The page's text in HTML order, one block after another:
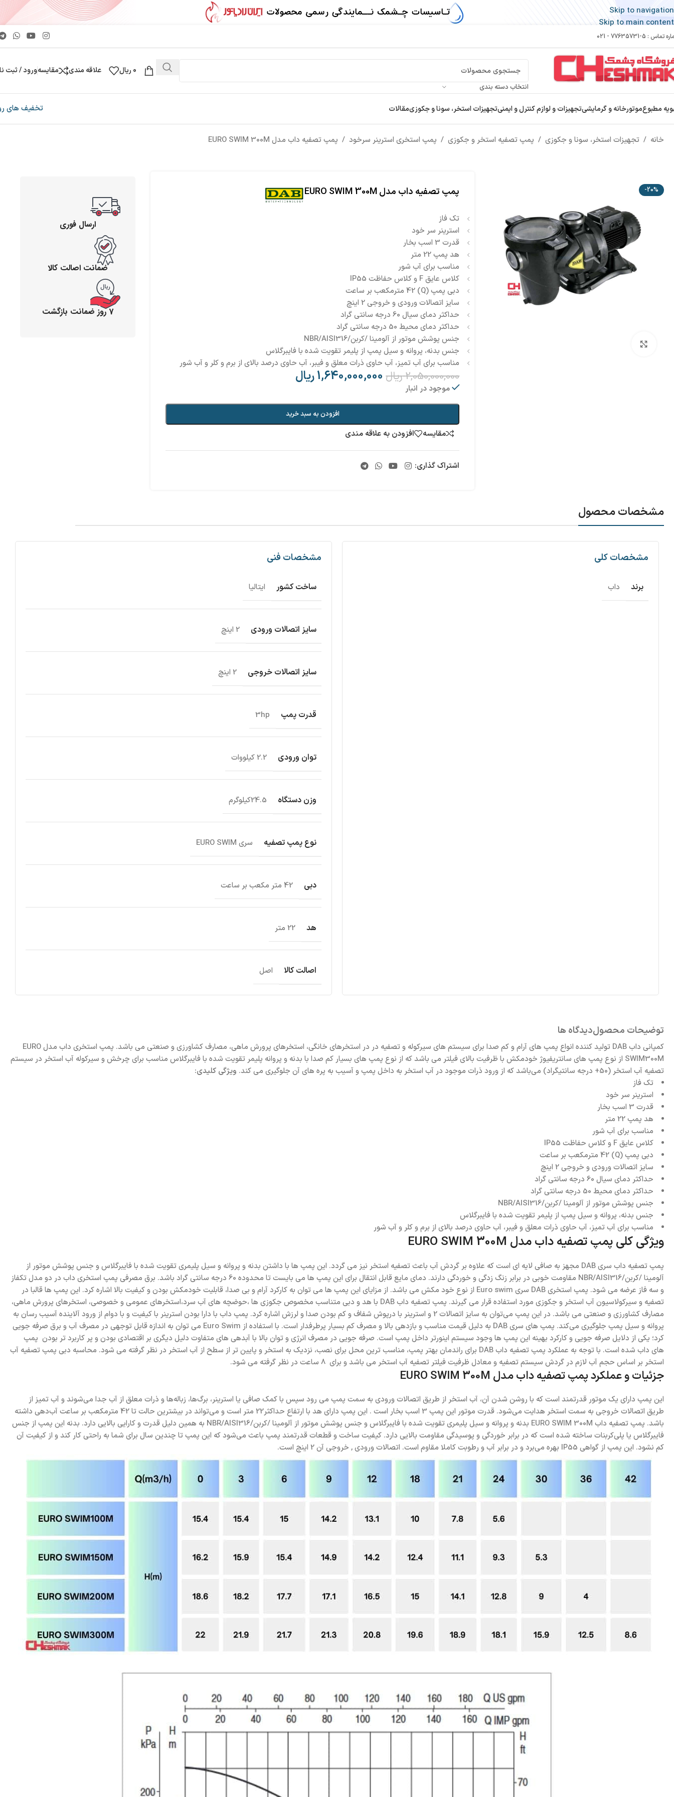
Skip to navigation
Skip to main content
تماس : 5-77635731 - 021
انتخاب دسته بندی
0 ریال علاقه مندی مقایسهورود / ثبت
مطبوعموتورخانه و گرمایشیتجهیزات و لوازم کنترل و ایمنیتجهیزات استخر، سونا و جکوزیمقالات تخفیف های
خانه / تجهیزات استخر، سونا و جکوزی / پمپ تصفیه استخر و جکوزی / پمپ استخری استرینر سرخود / پمپ تصفیه داب مدل EURO SWIM 300M
-20% پمپ تصفیه داب مدل EURO SWIM 300M
تک فاز
استرینر سر خود
قدرت 3 اسب بخار
هد پمپ 22 متر
مناسب برای آب شور
کلاس عایق F و کلاس حفاظت IP55
دبی پمپ (Q) 42 مترمکعب بر ساعت
سایز اتصالات ورودی و خروجی 2 اینچ
حداکثر دمای سیال 60 درجه سانتی گراد
حداکثر دمای محیط 50 درجه سانتی گراد
جنس پوشش موتور از آلومینا /کربن/NBR/AISI316
جنس بدنه، پروانه و سیل پمپ از پلیمر تقویت شده با فایبرگلاس
مناسب برای آب تمیز، آب حاوی ذرات معلق و فیبر، آب حاوی درصد بالای از برم و کلر و آب شور
2,050,000,000ریال 1,640,000,000ریال
موجود در انبار
افزودن به سبد خرید
مقایسه افزودن به علاقه مندی
اشتراک گذاری:
ارسال فوری
ضمانت اصالت کالا
7 روز ضمانت بازگشت
مشخصات محصول
مشخصات کلی
برند داب
مشخصات فنی
ساخت کشور ایتالیا
سایز اتصالات ورودی 2 اینچ
سایز اتصالات خروجی 2 اینچ
قدرت پمپ 3hp
توان ورودی 2.2 کیلووات
وزن دستگاه 24.5کیلوگرم
نوع پمپ تصفیه سری EURO SWIM
دبی 42 متر مکعب بر ساعت
هد 22 متر
اصالت کالا اصل
توضیحات محصولدیدگاه ها
کمپانی داب DAB تولید کننده انواع پمپ های آرام و کم صدا برای سیستم های سیرکوله و تصفیه در در استخرهای خانگی، استخرهای پرورش ماهی، مصارف کشاورزی و صنعتی می باشد. پمپ استخری داب مدل EURO
SWIM300M از نوع پمپ های سانتریفیوژ خودمکش با ظرفیت بالای فیلتر می باشد که از نوع پمپ های بسیار کم صدا با بدنه و پروانه پلیمر تقویت شده با فایبرگلاس مناسب برای چرخش و سیرکوله آب استخر در سیستم
تصفیه آب استخر (50+ درجه سانتیگراد) می‌باشد که از ورود ذرات موجود در آب استخر به داخل پمپ و آسیب به پره های آن جلوگیری می کند.
ویژگی کلیدی:
تک فاز
استرینر سر خود
قدرت 3 اسب بخار
هد پمپ 22 متر
مناسب برای آب شور
کلاس عایق F و کلاس حفاظت IP55
دبی پمپ (Q) 42 مترمکعب بر ساعت
سایز اتصالات ورودی و خروجی 2 اینچ
حداکثر دمای سیال 60 درجه سانتی گراد
حداکثر دمای محیط 50 درجه سانتی گراد
جنس پوشش موتور از آلومینا /کربن/NBR/AISI316
جنس بدنه، پروانه و سیل پمپ از پلیمر تقویت شده با فایبرگلاس
مناسب برای آب تمیز، آب حاوی ذرات معلق و فیبر، آب حاوی درصد بالای از برم و کلر و آب شور
ویژگی کلی پمپ تصفیه داب مدل EURO SWIM 300M
پمپ تصفیه داب سری DAB مجهز به صافی لایه ای است که علاوه بر گردش آب باعث تصفیه استخر نیز می گردد. این پمپ ها با داشتن بدنه و پروانه و سیل پلیمری تقویت شده با فایبرگلاس و جنس پوشش موتور از
آلومینا /کربن/NBR/AISI316 مقاومت خوبی در برابر زنگ زدگی و خوردگی دارند. دمای مایع قابل انتقال برای این پمپ ها می بایست تا محدوده 60 درجه سانتی گراد باشد. برق مصرفی پمپ استخری داب در دو مدل تکفاز
و سه فاز عرضه می شود. پمپ استخری DAB سری Euro swim از نوع خود مکش می باشد. از مزایای این پمپ ها می توان به کارکرد آرام و بی صدا، قابلیت خودمکش بودن و کیفیت بالا اشاره کرد. این پمپ ها قالبا در
تصفیه و سیرکولاسیون آب استخر و جکوزی مورد استفاده قرار می گیرند. پمپ تصفیه داب DAB با هد و دبی متناسب مخصوص جکوزی ها ،حوضچه های آب سرد،استخرهای عمومی و خصوصی، استخرهای پرورش ماهی،
مصارف کشاورزی و صنعتی می باشد. در این پمپ می‌توان به سایز اتصالات 2 و استرینر با درپوش شفاف و کم بودن صدا و لرزش اشاره کرد. پمپ داب با دارا بودن استرینر با کیفیت و با دوام از ورود آلاینده آسیب رسان به
پروانه و سیل پمپ جلوگیری می‌کند. پمپ های سری DAB به دلیل قیمت مناسب و بازدهی بالا و مصرف کم بسیار پرطرفدار است. با استفاده از Euro Swim می توان به اندازه قابل توجهی در مصرف آب و برق صرفه جویی
کرد؛ یکی از دلایل صرفه جویی و کارکرد بهینه این پمپ ها وجود سیستم اینورتر داخل پمپ است. صرفه جویی در مصرف انرژی و توان بالا با آبدهی های متفاوت دلیل دیگری بر اقتصادی بودن و پر کاربرد تر بودن پمپ
های داب شده است. با توجه به عملکرد پمپ تصفیه داب DAB برای راندمان بهتر پمپ، مناسب ترین محل برای نصب، نزدیک به استخر و پایین تر از سطح از آب استخر در نظر گرفته می شود. محاسبه دبی پمپ تصفیه آب
استخر بر اساس حجم آب لازم در گردش سیستم تصفیه و معادل ظرفیت فیلتر تصفیه آب استخر می باشد و برای ۸ ساعت در نظر گرفته می شود.
جزئیات و عملکرد پمپ تصفیه داب مدل EURO SWIM 300M
این پمپ دارای یک موتور قدرتمند است که با روشن شدن آن، آب استخر از طریق اتصالات ورودی به سمت پمپ می رود سپس با کمک صافی یا استرینر، برگ‌ها، زباله‌ها و ذرات معلق از آب جدا می‌شوند و آب تمیز از
طریق اتصالات خروجی به سمت استخر هدایت می‌شود. قدرت موتور این پمپ 3 اسب بخار است . این پمپ دارای هد با ارتفاع حداکثر22 متر است و می‌تواند در بیشترین حالت تا 42 مترمکعب بر ساعت آب‌دهی داشته
باشد. پمپ تصفیه داب EURO SWIM 300M بدنه و پروانه و سیل پلیمری تقویت شده با فایبرگلاس و جنس پوشش موتور از آلومینا /کربن/NBR/AISI316 به همین دلیل قدرت و کارایی بالایی دارد. بدنه این پمپ از جنس
فایبرگلاس یا پلی‌کربنات ساخته شده است که در برابر خوردگی و پوسیدگی مقاومت بالایی دارد. کیفیت ساخت و قطعات قدرتمند پمپ باعث می‌شود که این پمپ تا چندین سال برای شما به راحتی کار کند و از کیفیت آن
کم نشود. این پمپ از گواهی IP55 بهره می‌برد و در برابر آب و رطوبت کاملا مقاوم است. اتصالات ورودی , خروجی آن 2 اینچ است.